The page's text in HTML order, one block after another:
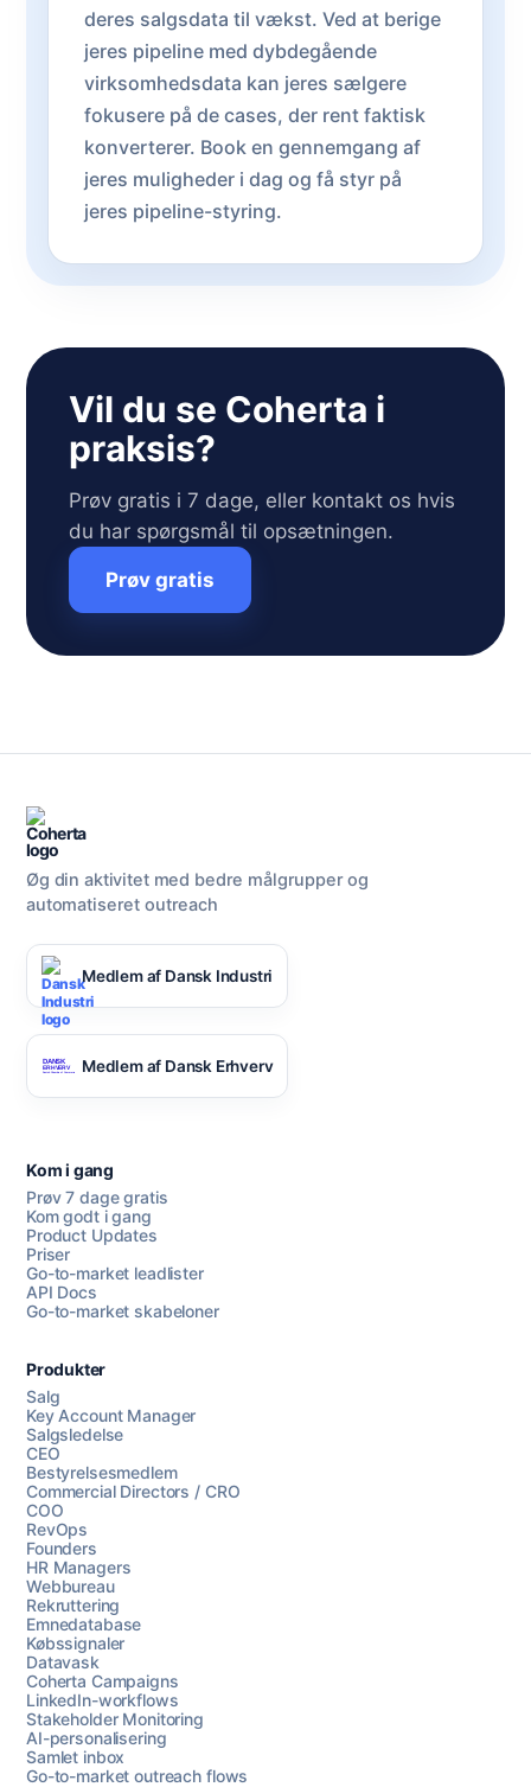
deres salgsdata til vækst. Ved at berige
jeres pipeline med dybdegående
virksomhedsdata kan jeres sælgere
fokusere på de cases, der rent faktisk
konverterer. Book en gennemgang af
jeres muligheder i dag og få styr på
jeres pipeline-styring.
Vil du se Coherta i
praksis?
Prøv gratis i 7 dage, eller kontakt os hvis
du har spørgsmål til opsætningen.
Prøv gratis
Øg din aktivitet med bedre målgrupper og
automatiseret outreach
Medlem af Dansk Industri
Medlem af Dansk Erhverv
Kom i gang
Prøv 7 dage gratis
Kom godt i gang
Product Updates
Priser
Go-to-market leadlister
API Docs
Go-to-market skabeloner
Produkter
Salg
Key Account Manager
Salgsledelse
CEO
Bestyrelsesmedlem
Commercial Directors / CRO
COO
RevOps
Founders
HR Managers
Webbureau
Rekruttering
Emnedatabase
Købssignaler
Datavask
Coherta Campaigns
LinkedIn-workflows
Stakeholder Monitoring
AI-personalisering
Samlet inbox
Go-to-market outreach flows